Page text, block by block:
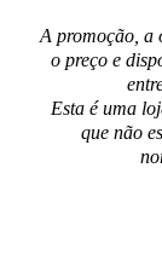
A promoção, a
o preço e
Esta é uma
que não